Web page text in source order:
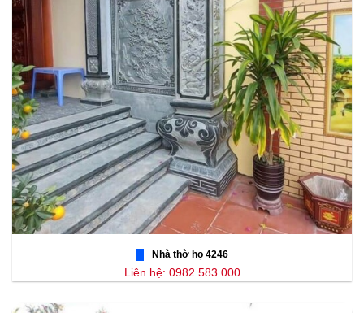
Nhà thờ họ 4246
Liên hệ: 0982.583.000